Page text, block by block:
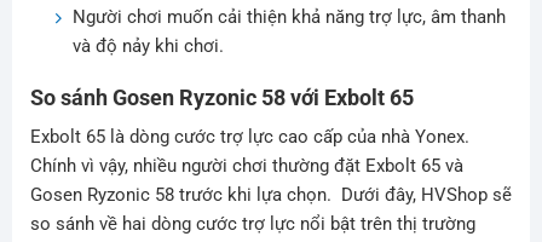
Người chơi muốn cải thiện khả năng trợ lực, âm thanh
và độ nảy khi chơi.
So sánh Gosen Ryzonic 58 với Exbolt 65
Exbolt 65 là dòng cước trợ lực cao cấp của nhà Yonex.
Chính vì vậy, nhiều người chơi thường đặt Exbolt 65 và
Gosen Ryzonic 58 trước khi lựa chọn. Dưới đây, HVShop sẽ
so sánh về hai dòng cước trợ lực nổi bật trên thị trường